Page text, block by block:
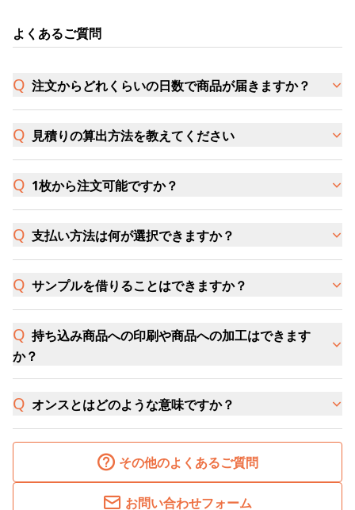
よくあるご質問
注文からどれくらいの日数で商品が届きますか？
見積りの算出方法を教えてください
1枚から注文可能ですか？
支払い方法は何が選択できますか？
サンプルを借りることはできますか？
持ち込み商品への印刷や商品への加工はできます
か？
オンスとはどのような意味ですか？
その他のよくあるご質問
お問い合わせフォーム